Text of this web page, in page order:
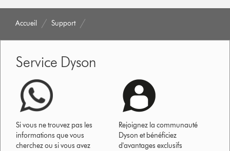
Accueil Support
Service Dyson
Si vous ne trouvez pas les
informations que vous
cherchez ou si vous avez
Rejoignez la communauté
Dyson et bénéficiez
d'avantages exclusifs